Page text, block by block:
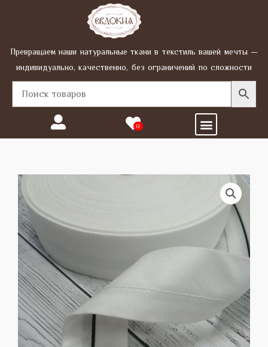
Превращаем наши натуральные ткани в текстиль вашей мечты —
индивидуально, качественно, без ограничений по сложности
0 Menu